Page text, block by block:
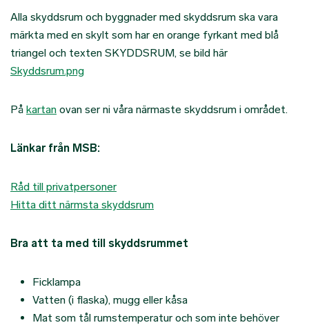
Alla skyddsrum och byggnader med skyddsrum ska vara
märkta med en skylt som har en orange fyrkant med blå
triangel och texten SKYDDSRUM, se bild här
Skyddsrum.png
På kartan ovan ser ni våra närmaste skyddsrum i området.
Länkar från MSB:
Råd till privatpersoner
Hitta ditt närmsta skyddsrum
Bra att ta med till skyddsrummet
Ficklampa
Vatten (i flaska), mugg eller kåsa
Mat som tål rumstemperatur och som inte behöver